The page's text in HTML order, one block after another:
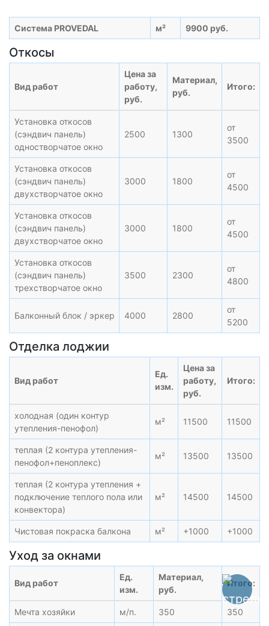
Система PROVEDAL м² 9900 руб.
Откосы
Вид работ
Цена за
работу,
руб.
Материал,
руб.
Итого:
Установка откосов
(сэндвич панель)
одностворчатое окно
2500 1300
от
3500
Установка откосов
(сэндвич панель)
двухстворчатое окно
3000 1800
от
4500
Установка откосов
(сэндвич панель)
двухстворчатое окно
3000 1800
от
4500
Установка откосов
(сэндвич панель)
трехстворчатое окно
3500 2300
от
4800
Балконный блок / эркер 4000 2800
от
5200
Отделка лоджии
Вид работ
Ед.
изм.
Цена за
работу,
руб.
Итого:
холодная (один контур
утепления-пенофол)
м² 11500 11500
теплая (2 контура утепления-
пенофол+пеноплекс)
м² 13500 13500
теплая (2 контура утепления +
подключение теплого пола или
конвектора)
м² 14500 14500
Чистовая покраска балкона м² +1000 +1000
Уход за окнами
Вид работ
Ед.
изм.
Материал,
руб.
Итого:
Мечта хозяйки м/п. 350 350